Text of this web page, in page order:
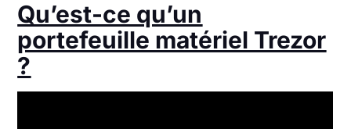
Qu’est-ce qu’un
portefeuille matériel Trezor
?